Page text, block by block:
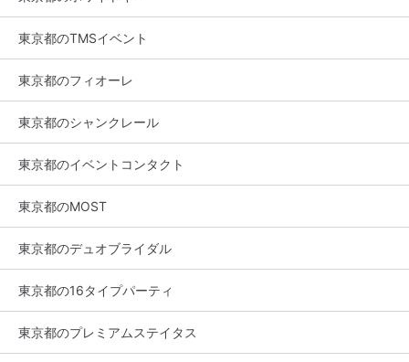
東京都のTMSイベント
東京都のフィオーレ
東京都のシャンクレール
東京都のイベントコンタクト
東京都のMOST
東京都のデュオブライダル
東京都の16タイプパーティ
東京都のプレミアムステイタス